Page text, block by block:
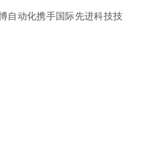
自动化携手国际先进科技技